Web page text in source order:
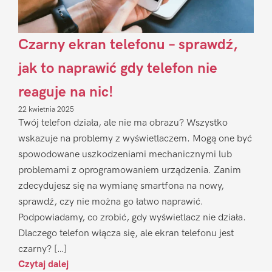
Czarny ekran telefonu – sprawdź,
jak to naprawić gdy telefon nie
reaguje na nic!
22 kwietnia 2025
Twój telefon działa, ale nie ma obrazu? Wszystko
wskazuje na problemy z wyświetlaczem. Mogą one być
spowodowane uszkodzeniami mechanicznymi lub
problemami z oprogramowaniem urządzenia. Zanim
zdecydujesz się na wymianę smartfona na nowy,
sprawdź, czy nie można go łatwo naprawić.
Podpowiadamy, co zrobić, gdy wyświetlacz nie działa.
Dlaczego telefon włącza się, ale ekran telefonu jest
czarny? […]
Czytaj dalej